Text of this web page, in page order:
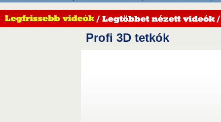
Profi 3D tetkók